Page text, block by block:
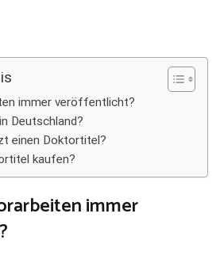
immer veröffentlicht?
Deutschland?
einen Doktortitel?
kaufen?
immer